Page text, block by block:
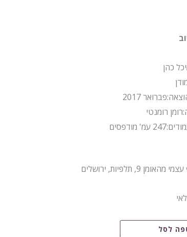
כהן
פברואר 2017
רומן רומנטי
247 עמ' מודפסים
9, תלפיות, ירושלים
לסל